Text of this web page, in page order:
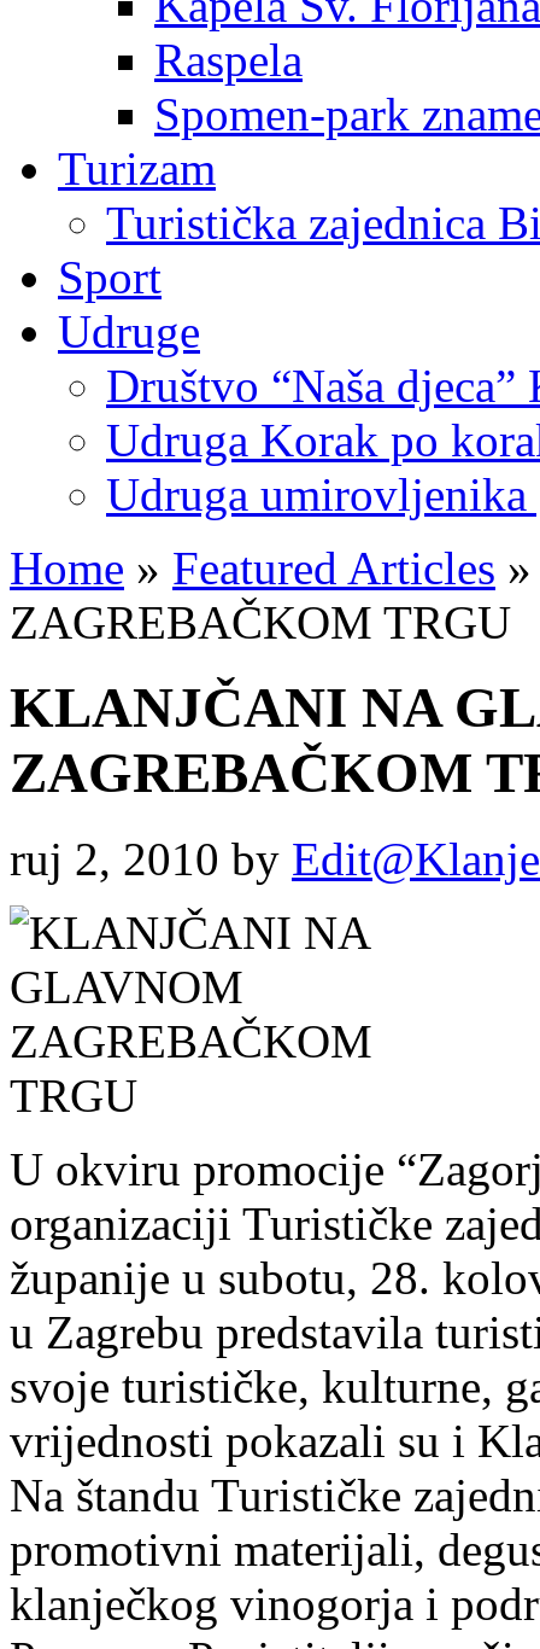
Raspela
Spomen-park
Turizam
Turistička zajednica
Sport
Udruge
Društvo “Naša djeca”
Udruga Korak po
Udruga umirovljenika
Home » Featured Articles »
ZAGREBAČKOM TRGU
KLANJČANI NA
ZAGREBAČKOM
ruj 2, 2010 by
U okviru promocije
organizaciji Turističke
županije u subotu, 28.
u Zagrebu predstavila
svoje turističke, kulturne,
vrijednosti pokazali su i
Na štandu Turističke
promotivni materijali,
klanječkog vinogorja i